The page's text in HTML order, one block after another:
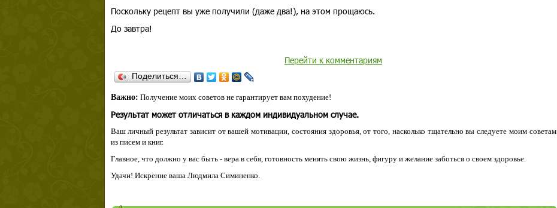
Поскольку рецепт вы уже получили (даже два!), на этом прощаюсь.
До завтра!
Перейти к комментариям
Поделиться…
Важно: Получение моих советов не гарантирует вам похудение!
Результат может отличаться в каждом индивидуальном случае.
Ваш личный результат зависит от вашей мотивации, состояния здоровья, от того, насколько тщательно вы следуете моим советам
из писем и книг.
Главное, что должно у вас быть - вера в себя, готовность менять свою жизнь, фигуру и желание заботься о своем здоровье.
Удачи! Искренне ваша Людмила Симиненко.